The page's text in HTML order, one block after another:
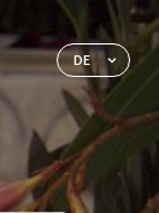
DE